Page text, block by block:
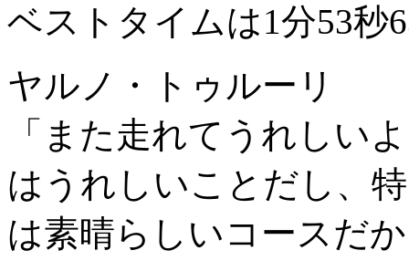
ベストタイムは1分53秒
ヤルノ・トゥルーリ
「また走れてうれしい
はうれしいことだし、
は素晴らしいコースだ